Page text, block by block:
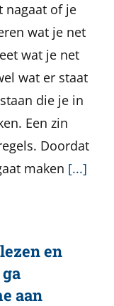
nagaat of je
wat je net
wat je net
wat er staat
die je in
Een zin
Doordat
maken [...]
en
aan